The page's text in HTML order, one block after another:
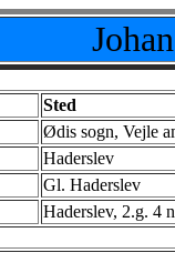
Sted
Ødis sogn, Vejle
Haderslev
Gl. Haderslev
Haderslev, 2.g. 4